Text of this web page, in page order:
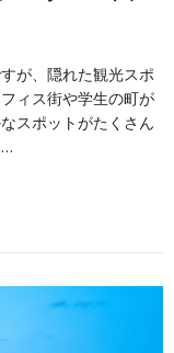
が、隠れた観光スポ
ィス街や学生の町が
スポットがたくさん
…